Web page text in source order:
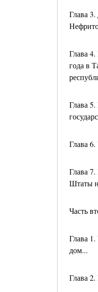
Глава 3.
Глава
года в
Глава
Глава
Глава
Штаты
Часть
Глава
дом...
Глава